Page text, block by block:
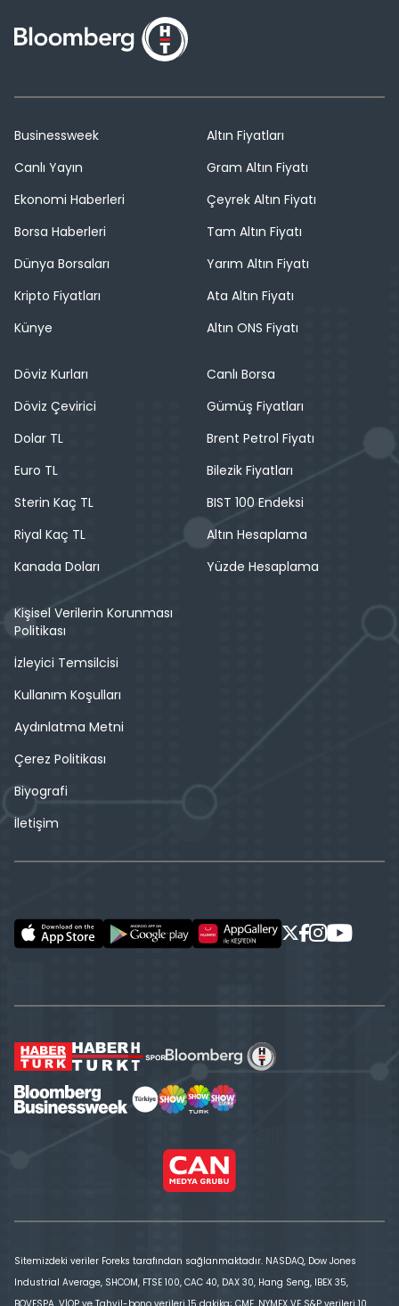
Businessweek
Canlı Yayın
Ekonomi Haberleri
Borsa Haberleri
Dünya Borsaları
Kripto Fiyatları
Künye
Altın Fiyatları
Gram Altın Fiyatı
Çeyrek Altın Fiyatı
Tam Altın Fiyatı
Yarım Altın Fiyatı
Ata Altın Fiyatı
Altın ONS Fiyatı
Döviz Kurları
Döviz Çevirici
Dolar TL
Euro TL
Sterin Kaç TL
Riyal Kaç TL
Kanada Doları
Canlı Borsa
Gümüş Fiyatları
Brent Petrol Fiyatı
Bilezik Fiyatları
BIST 100 Endeksi
Altın Hesaplama
Yüzde Hesaplama
Kişisel Verilerin Korunması
Politikası
İzleyici Temsilcisi
Kullanım Koşulları
Aydınlatma Metni
Çerez Politikası
Biyografi
İletişim
Sitemizdeki veriler Foreks tarafından sağlanmaktadır. NASDAQ, Dow Jones
Industrial Average, SHCOM, FTSE 100, CAC 40, DAX 30, Hang Seng, IBEX 35,